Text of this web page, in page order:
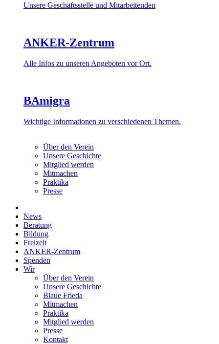
Unsere Geschäftsstelle und Mitarbeitenden
ANKER-Zentrum
Alle Infos zu unseren Angeboten vor Ort.
BAmigra
Wichtige Informationen zu verschiedenen Themen.
Über den Verein
Unsere Geschichte
Mitglied werden
Mitmachen
Praktika
Presse
News
Beratung
Bildung
Freizeit
ANKER-Zentrum
Spenden
Wir
Über den Verein
Unsere Geschichte
Blaue Frieda
Mitmachen
Praktika
Mitglied werden
Presse
Kontakt